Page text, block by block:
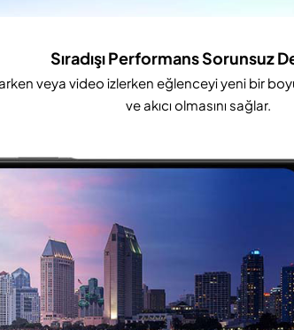
Sıradışı Performans Sorunsuz
veya video izlerken eğlenceyi yeni bir
ve akıcı olmasını sağlar.